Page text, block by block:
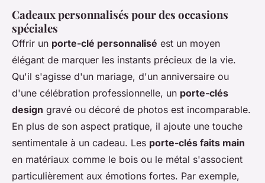
Cadeaux personnalisés pour des occasions
spéciales
Offrir un porte-clé personnalisé est un moyen
élégant de marquer les instants précieux de la vie.
Qu'il s'agisse d'un mariage, d'un anniversaire ou
d'une célébration professionnelle, un porte-clés
design gravé ou décoré de photos est incomparable.
En plus de son aspect pratique, il ajoute une touche
sentimentale à un cadeau. Les porte-clés faits main
en matériaux comme le bois ou le métal s'associent
particulièrement aux émotions fortes. Par exemple,